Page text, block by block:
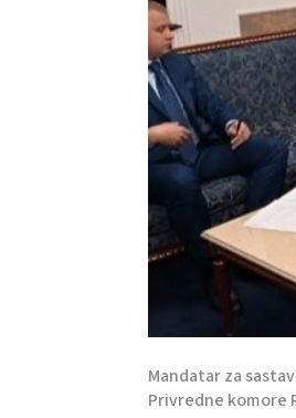
Mandatar za
Privredne komore